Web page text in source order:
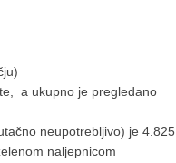
a ukupno je pregledano
neupotrebljivo) je 4.825
naljepnicom